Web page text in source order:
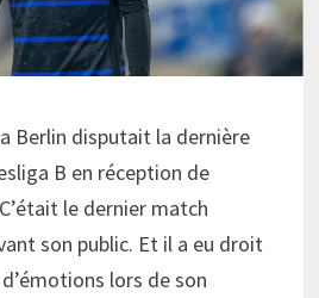
Berlin disputait la dernière
B en réception de
le dernier match
son public. Et il a eu droit
lors de son